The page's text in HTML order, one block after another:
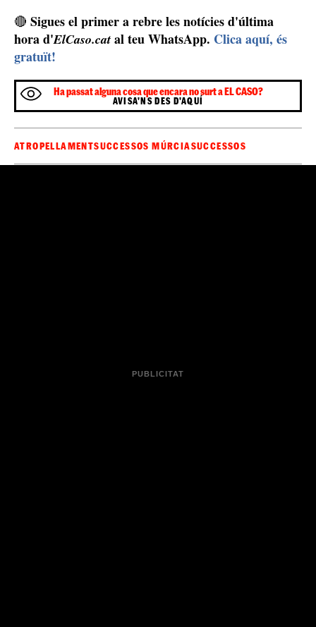
🔴 Sigues el primer a rebre les notícies d'última
hora d'ElCaso.cat al teu WhatsApp. Clica aquí, és
gratuït!
Ha passat alguna cosa que encara no surt a EL CASO?
AVISA'NS DES D'AQUÍ
ATROPELLAMENTSUCCESSOS MÚRCIASUCCESSOS